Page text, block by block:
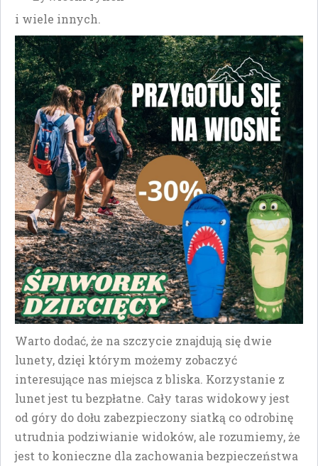
i wiele innych.
Warto dodać, że na szczycie znajdują się dwie
lunety, dzięi którym możemy zobaczyć
interesujące nas miejsca z bliska. Korzystanie z
lunet jest tu bezpłatne. Cały taras widokowy jest
od góry do dołu zabezpieczony siatką co odrobinę
utrudnia podziwianie widoków, ale rozumiemy, że
jest to konieczne dla zachowania bezpieczeństwa